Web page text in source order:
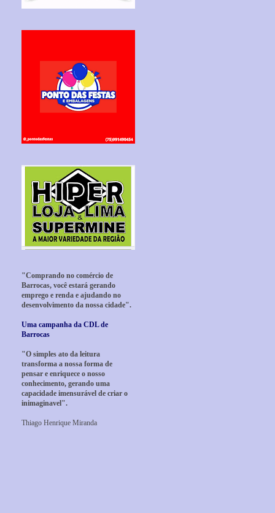
"Comprando no comércio de
Barrocas, você estará gerando
emprego e renda e ajudando no
desenvolvimento da nossa cidade".
Uma campanha da CDL de
Barrocas
"O simples ato da leitura
transforma a nossa forma de
pensar e enriquece o nosso
conhecimento, gerando uma
capacidade imensurável de criar o
inimaginavel".
Thiago Henrique Miranda